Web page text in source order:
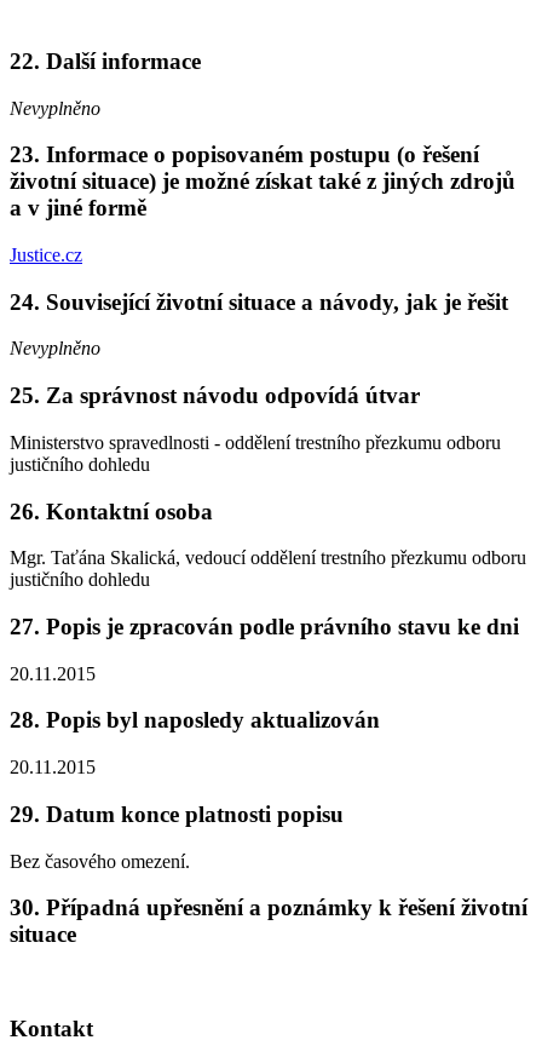
22. Další informace
Nevyplněno
23. Informace o popisovaném postupu (o řešení
životní situace) je možné získat také z jiných zdrojů
a v jiné formě
Justice.cz
24. Související životní situace a návody, jak je řešit
Nevyplněno
25. Za správnost návodu odpovídá útvar
Ministerstvo spravedlnosti - oddělení trestního přezkumu odboru
justičního dohledu
26. Kontaktní osoba
Mgr. Taťána Skalická, vedoucí oddělení trestního přezkumu odboru
justičního dohledu
27. Popis je zpracován podle právního stavu ke dni
20.11.2015
28. Popis byl naposledy aktualizován
20.11.2015
29. Datum konce platnosti popisu
Bez časového omezení.
30. Případná upřesnění a poznámky k řešení životní
situace
Kontakt